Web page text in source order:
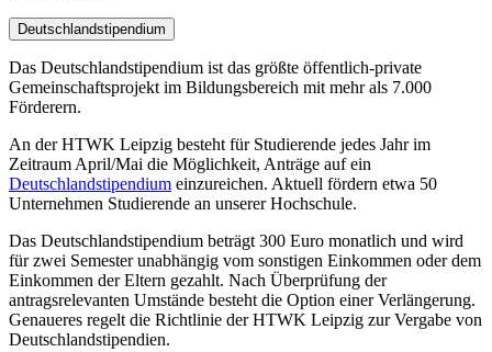
Deutschlandstipendium
Das Deutschlandstipendium ist das größte öffentlich-private
Gemeinschaftsprojekt im Bildungsbereich mit mehr als 7.000
Förderern.
An der HTWK Leipzig besteht für Studierende jedes Jahr im
Zeitraum April/Mai die Möglichkeit, Anträge auf ein
Deutschlandstipendium einzureichen. Aktuell fördern etwa 50
Unternehmen Studierende an unserer Hochschule.
Das Deutschlandstipendium beträgt 300 Euro monatlich und wird
für zwei Semester unabhängig vom sonstigen Einkommen oder dem
Einkommen der Eltern gezahlt. Nach Überprüfung der
antragsrelevanten Umstände besteht die Option einer Verlängerung.
Genaueres regelt die Richtlinie der HTWK Leipzig zur Vergabe von
Deutschlandstipendien.